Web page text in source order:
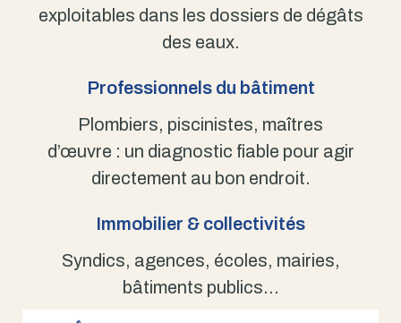
exploitables dans les dossiers de dégâts
des eaux.
Professionnels du bâtiment
Plombiers, piscinistes, maîtres
d’œuvre : un diagnostic fiable pour agir
directement au bon endroit.
Immobilier & collectivités
Syndics, agences, écoles, mairies,
bâtiments publics…